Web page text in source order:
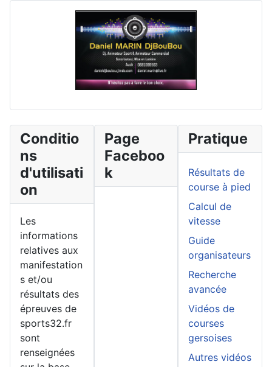
Conditio
ns
d'utilisati
on
Les
informations
relatives aux
manifestation
s et/ou
résultats des
épreuves de
sports32.fr
sont
renseignées
Page
Faceboo
k
Pratique
Résultats de
course à pied
Calcul de
vitesse
Guide
organisateurs
Recherche
avancée
Vidéos de
courses
gersoises
Autres vidéos